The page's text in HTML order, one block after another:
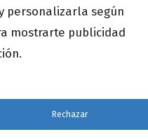
la información
digital
nosotros!
personalizarla según
mostrarte publicidad
Rechazar